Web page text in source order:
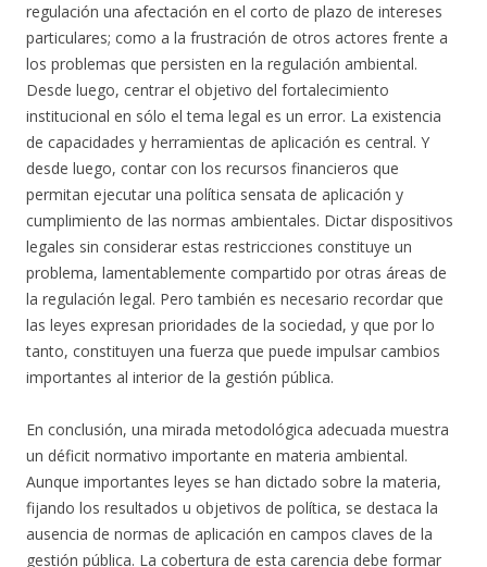
regulación una afectación en el corto de plazo de intereses
particulares; como a la frustración de otros actores frente a
los problemas que persisten en la regulación ambiental.
Desde luego, centrar el objetivo del fortalecimiento
institucional en sólo el tema legal es un error. La existencia
de capacidades y herramientas de aplicación es central. Y
desde luego, contar con los recursos financieros que
permitan ejecutar una política sensata de aplicación y
cumplimiento de las normas ambientales. Dictar dispositivos
legales sin considerar estas restricciones constituye un
problema, lamentablemente compartido por otras áreas de
la regulación legal. Pero también es necesario recordar que
las leyes expresan prioridades de la sociedad, y que por lo
tanto, constituyen una fuerza que puede impulsar cambios
importantes al interior de la gestión pública.
En conclusión, una mirada metodológica adecuada muestra
un déficit normativo importante en materia ambiental.
Aunque importantes leyes se han dictado sobre la materia,
fijando los resultados u objetivos de política, se destaca la
ausencia de normas de aplicación en campos claves de la
gestión pública. La cobertura de esta carencia debe formar